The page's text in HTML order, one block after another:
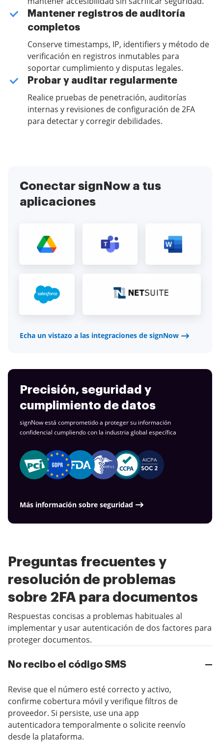
Mantener registros de auditoría
completos
Conserve timestamps, IP, identifiers y método de
verificación en registros inmutables para
soportar cumplimiento y disputas legales.
Probar y auditar regularmente
Realice pruebas de penetración, auditorías
internas y revisiones de configuración de 2FA
para detectar y corregir debilidades.
Conectar signNow a tus
aplicaciones
Echa un vistazo a las integraciones de signNow
Precisión, seguridad y
cumplimiento de datos
signNow está comprometido a proteger su información
confidencial cumpliendo con la industria global específica
Más información sobre seguridad
Preguntas frecuentes y
resolución de problemas
sobre 2FA para documentos
Respuestas concisas a problemas habituales al
implementar y usar autenticación de dos factores para
proteger documentos.
No recibo el código SMS
Revise que el número esté correcto y activo,
confirme cobertura móvil y verifique filtros de
proveedor. Si persiste, use una app
autenticadora temporalmente o solicite reenvío
desde la plataforma.